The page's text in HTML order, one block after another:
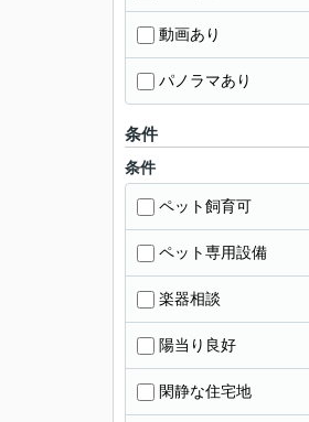
動画あり
パノラマあり
条件
条件
ペット飼育可
ペット専用設備
楽器相談
陽当り良好
閑静な住宅地